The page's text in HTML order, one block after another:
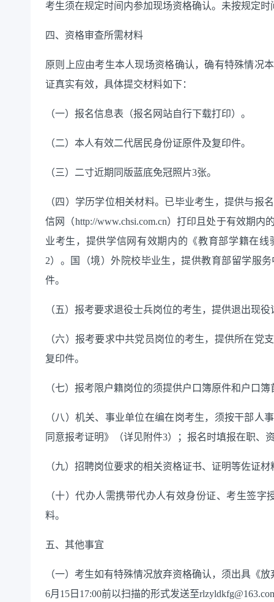
考生须在规定时间内参加现场资格确认。未按规定
四、资格审查所需材料
原则上应由考生本人现场资格确认，确有特殊情况
证真实有效，具体提交材料如下：
（一）报名信息表（报名网站自行下载打印）。
（二）本人有效二代居民身份证原件及复印件。
（三）二寸近期同版蓝底免冠照片3张。
（四）学历学位相关材料。已毕业考生，提供与报
信网（http://www.chsi.com.cn）打印且处于有效期
业考生，提供学信网有效期内的《教育部学籍在
2）。国（境）外院校毕业生，提供教育部留学服
件。
（五）报考要求退役士兵岗位的考生，提供退出现
（六） 报考要求中共党员岗位的考生， 提供所在党
复印件。
（七）报考限户籍岗位的须提供户口簿原件和户口
（八）机关、事业单位在编在岗考生，须按干部人
同意报考证明》（详见附件3）；报名时填报在职、
（九）招聘岗位要求的相关资格证书、证明等佐证材
（十）代办人需携带代办人有效身份证、考生签字
料。
五、其他事宜
（一）考生如有特殊情况放弃资格确认，须出具《放
6月15日17:00前以扫描的形式发送至